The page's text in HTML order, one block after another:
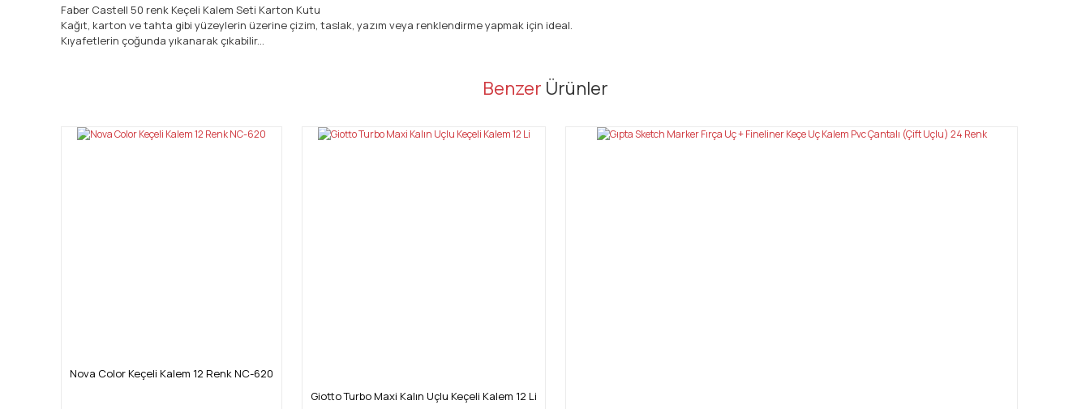
Faber Castell 50 renk Keçeli Kalem Seti Karton Kutu
Kağıt, karton ve tahta gibi yüzeylerin üzerine çizim, taslak, yazım veya renklendirme yapmak için ideal.
Kıyafetlerin çoğunda yıkanarak çıkabilir...
Bu ürünün fiyat bilgisi, resim, ürün açıklamalarında ve diğer konularda yetersiz gördüğünüz noktaları öneri formunu kullanarak tarafımıza iletebilirsiniz.
Ürün resmi kalitesiz, bozuk veya görüntülenemiyor.
Benzer Ürünler
Nova Color Keçeli Kalem 12 Renk NC-620
Giotto Turbo Maxi Kalın Uçlu Keçeli Kalem 12 Li